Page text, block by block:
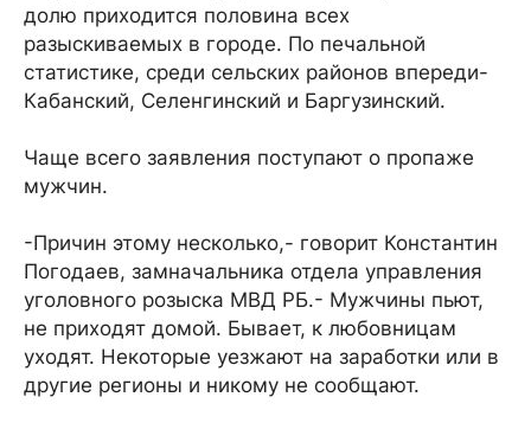
долю приходится половина всех
разыскиваемых в городе. По печальной
статистике, среди сельских районов впереди-
Кабанский, Селенгинский и Баргузинский.
Чаще всего заявления поступают о пропаже
мужчин.
-Причин этому несколько,- говорит Константин
Погодаев, замначальника отдела управления
уголовного розыска МВД РБ.- Мужчины пьют,
не приходят домой. Бывает, к любовницам
уходят. Некоторые уезжают на заработки или в
другие регионы и никому не сообщают.